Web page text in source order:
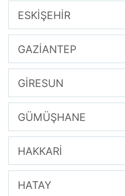
ESKİŞEHİR
GAZİANTEP
GİRESUN
GÜMÜŞHANE
HAKKARİ
HATAY